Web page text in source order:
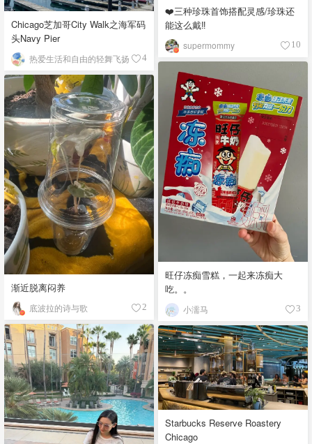
❤️三种珍珠首饰搭配灵感/珍珠还
能这么戴‼️
supermommy 10
Chicago芝加哥City Walk之海军码
头Navy Pier
热爱生活和自由的轻舞飞扬 4
旺仔冻痴雪糕，一起来冻痴大
吃。。
小濡马 3
渐近脱离闷养
底波拉的诗与歌 2
Starbucks Reserve Roastery
Chicago